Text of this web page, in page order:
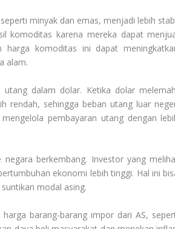
minyak dan emas, menjadi lebih
komoditas karena mereka dapat
komoditas ini dapat
alam.
dalam dolar. Ketika dolar
rendah, sehingga beban utang luar
pembayaran utang dengan
berkembang. Investor yang
ekonomi lebih tinggi. Hal ini
modal asing.
barang-barang impor dari AS,